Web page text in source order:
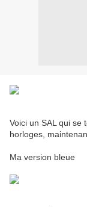
Voici un SAL qui se
horloges,
Ma version bleue